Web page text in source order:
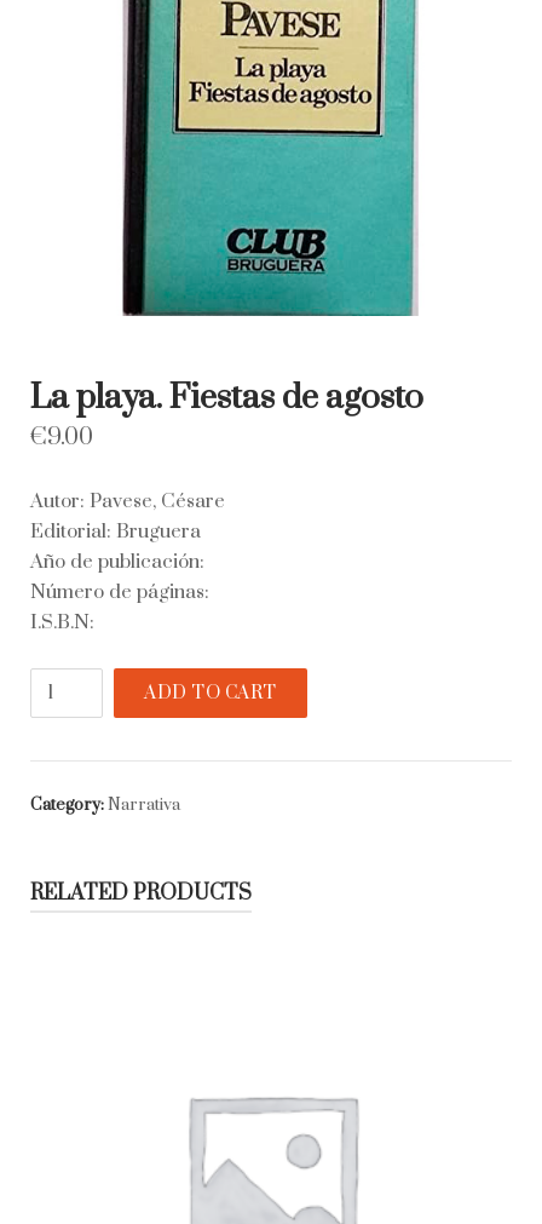
La playa. Fiestas de agosto
€9.00
Autor: Pavese, Césare
Editorial: Bruguera
Año de publicación:
Número de páginas:
I.S.B.N:
de
agosto
quantity
ADD TO CART
Category:Narrativa
RELATED PRODUCTS